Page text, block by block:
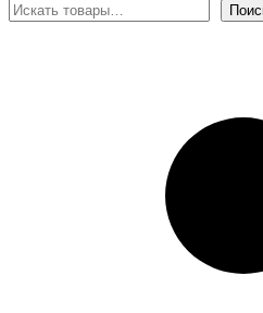
Поиск